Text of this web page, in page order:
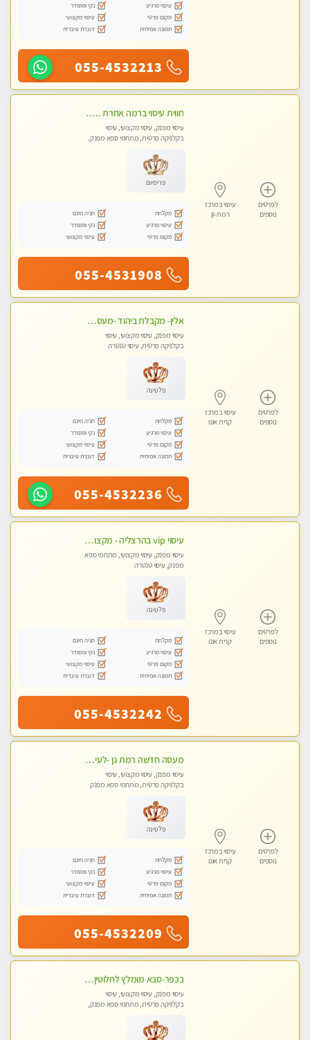
עיסוי מרגיע
נקי ומסודר
מקום פרטי
עיסוי מקצועי
תמונה אמיתית
דוברת עיברית
055-4532213
לפרטים
נוספים
עיסוי במרכז
רמת-גן
חווית עיסוי ברמה אחרת ... כל סוגי העיסויים מעסה מקצועית ואיכותית פרטי!!!מומלץ לחלוטין!!!!ללא מין !
עיסוי מפנק, עיסוי מקצועי, עיסוי
בקלניקה פרטית, מתחמי ספא מפנק,
פרימיום
מקלחת
חניה חינם
עיסוי מרגיע
נקי ומסודר
מקום פרטי
עיסוי מקצועי
055-4531908
לפרטים
נוספים
עיסוי במרכז
קרית אונו
אלין- מקבלת ביהוד -מעסה פרטית ואיכותית לבד ביהוד . עיסוי מפנק איכותי מקצועי אצלי ביהוד
עיסוי מפנק, עיסוי מקצועי, עיסוי
בקלניקה פרטית, עיסוי טנטרה
פלטינה
מקלחת
חניה חינם
עיסוי מרגיע
נקי ומסודר
מקום פרטי
עיסוי מקצועי
תמונה אמיתית
דוברת עיברית
055-4532236
לפרטים
נוספים
עיסוי במרכז
קרית אונו
עיסוי vip בהרצליה - מקצועי ומפנק ומיוחד highly recommended..new in the city
עיסוי מפנק, עיסוי מקצועי, מתחמי ספא
מפנק, עיסוי טנטרה
פלטינה
מקלחת
חניה חינם
עיסוי מרגיע
נקי ומסודר
מקום פרטי
עיסוי מקצועי
תמונה אמיתית
דוברת עיברית
055-4532242
לפרטים
נוספים
עיסוי במרכז
קרית אונו
מעסה חדשה רמת גן -לעיסוי מיוחד ואיכותי מקום פרטי ואינטימי ושקט מומלץ לחלוטין!!
עיסוי מפנק, עיסוי מקצועי, עיסוי
בקלניקה פרטית, מתחמי ספא מפנק
פלטינה
מקלחת
חניה חינם
עיסוי מרגיע
נקי ומסודר
מקום פרטי
עיסוי מקצועי
תמונה אמיתית
דוברת עיברית
055-4532209
בכפר-סבא מומלץ לחלוטין!!!! מעסה מקצועית לעיסוי ברמה גבוהה VIP תתקשר .....
עיסוי מפנק, עיסוי מקצועי, עיסוי
בקלניקה פרטית, מתחמי ספא מפנק,